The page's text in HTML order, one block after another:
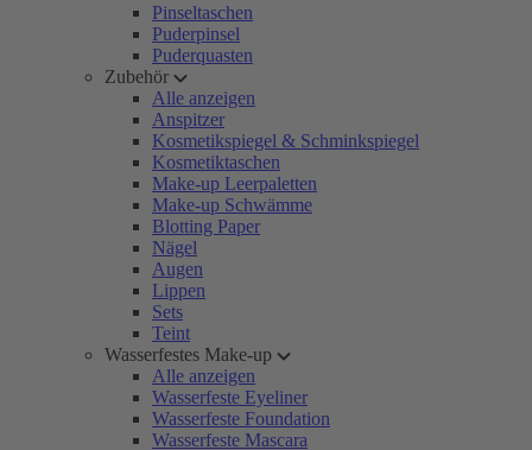
Pinseltaschen
Puderpinsel
Puderquasten
Zubehör
Alle anzeigen
Anspitzer
Kosmetikspiegel & Schminkspiegel
Kosmetiktaschen
Make-up Leerpaletten
Make-up Schwämme
Blotting Paper
Nägel
Augen
Lippen
Sets
Teint
Wasserfestes Make-up
Alle anzeigen
Wasserfeste Eyeliner
Wasserfeste Foundation
Wasserfeste Mascara